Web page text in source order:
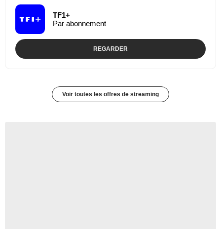
TF1+
Par abonnement
REGARDER
Voir toutes les offres de streaming